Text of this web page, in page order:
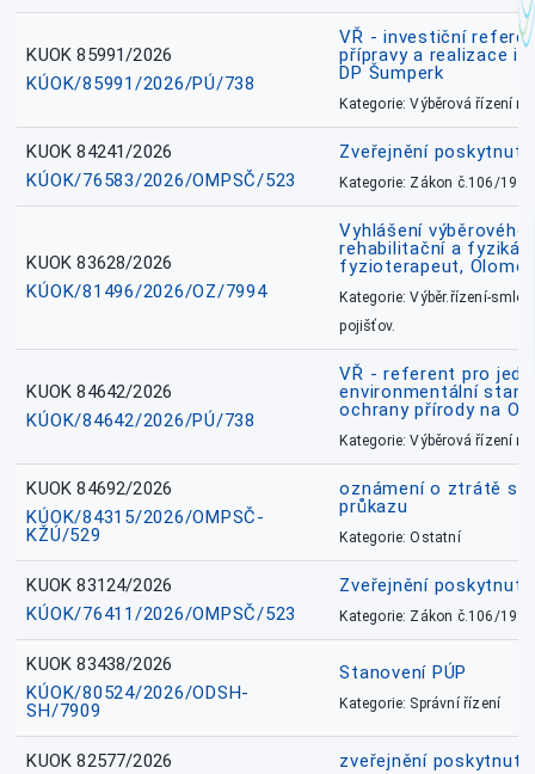
KUOK 85991/2026
KÚOK/85991/2026/PÚ/738
VŘ - investiční
přípravy a realizace
DP Šumperk
Kategorie: Výběrová řízení
KUOK 84241/2026
KÚOK/76583/2026/OMPSČ/523
Zveřejnění
Kategorie: Zákon č.106/1999
KUOK 83628/2026
KÚOK/81496/2026/OZ/7994
Vyhlášení
rehabilitační a
fyzioterapeut,
Kategorie: Výběr.řízení-
pojišťov.
KUOK 84642/2026
KÚOK/84642/2026/PÚ/738
VŘ - referent pro
environmentální
ochrany přírody na
Kategorie: Výběrová řízení
KUOK 84692/2026
KÚOK/84315/2026/OMPSČ-
KŽÚ/529
oznámení o ztrátě
průkazu
Kategorie: Ostatní
KUOK 83124/2026
KÚOK/76411/2026/OMPSČ/523
Zveřejnění
Kategorie: Zákon č.106/1999
KUOK 83438/2026
KÚOK/80524/2026/ODSH-
SH/7909
Stanovení PÚP
Kategorie: Správní řízení
KUOK 82577/2026
zveřejnění